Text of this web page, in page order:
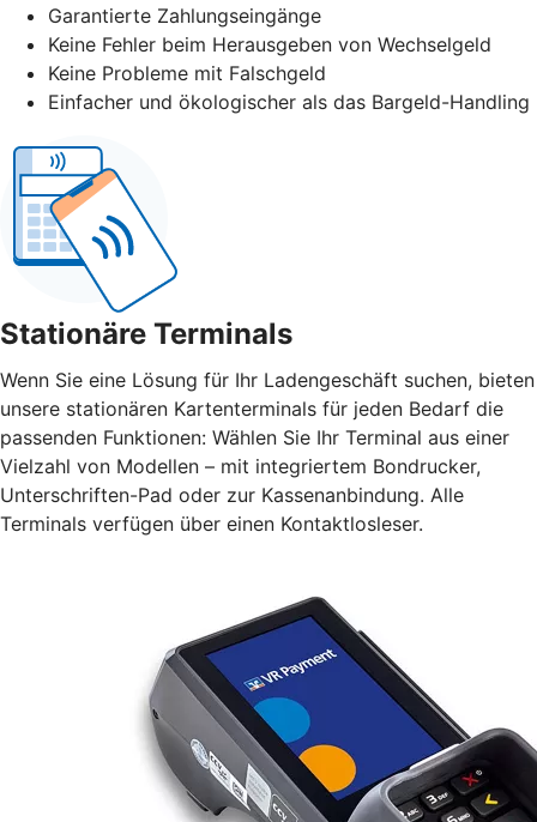
Garantierte Zahlungseingänge
Keine Fehler beim Herausgeben von Wechselgeld
Keine Probleme mit Falschgeld
Einfacher und ökologischer als das Bargeld-Handling
Stationäre Terminals
Wenn Sie eine Lösung für Ihr Ladengeschäft suchen, bieten
unsere stationären Kartenterminals für jeden Bedarf die
passenden Funktionen: Wählen Sie Ihr Terminal aus einer
Vielzahl von Modellen – mit integriertem Bondrucker,
Unterschriften-Pad oder zur Kassenanbindung. Alle
Terminals verfügen über einen Kontaktlosleser.